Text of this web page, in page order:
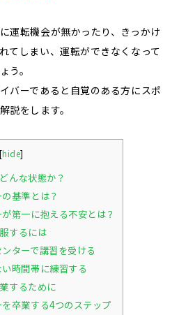
運転機会が無かったり、きっかけ
てしまい、運転ができなくなって
う。
バーであると自覚のある方にスポ
説をします。
[hide]
んな状態か？
基準とは？
第一に抱える不安とは？
するには
ターで講習を受ける
時間帯に練習する
するために
卒業する4つのステップ